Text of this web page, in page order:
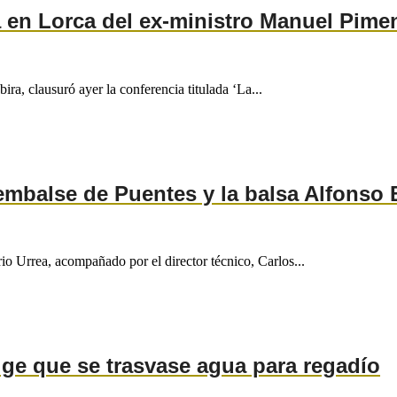
Lorca del ex-ministro Manuel
clausuró ayer la conferencia titulada ‘La...
de Puentes y la balsa Alfonso
Urrea, acompañado por el director técnico, Carlos...
que se trasvase agua para regadío